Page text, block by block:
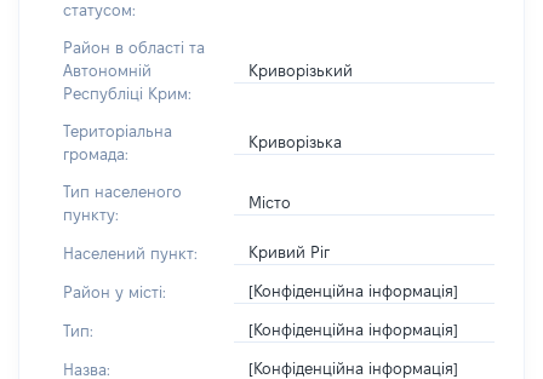
статусом:
Район в області та
Автономній
Республіці Крим:
Криворізький
Територіальна
громада:
Криворізька
Тип населеного
пункту:
Місто
Населений пункт: Кривий Ріг
Район у місті: [Конфіденційна інформація]
Тип: [Конфіденційна інформація]
Назва: [Конфіденційна інформація]